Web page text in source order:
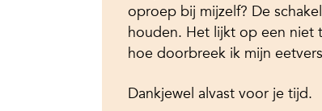
oproep bij mijzelf? De
houden. Het lijkt op een niet
hoe doorbreek ik mijn
Dankjewel alvast voor je tijd.